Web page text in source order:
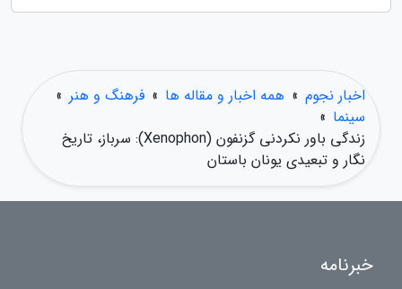
اخبار نجوم » همه اخبار و مقاله ها » فرهنگ و هنر »
سینما »
زندگی باور نکردنی گزنفون (Xenophon): سرباز، تاریخ
نگار و تبعیدی یونان باستان
خبرنامه